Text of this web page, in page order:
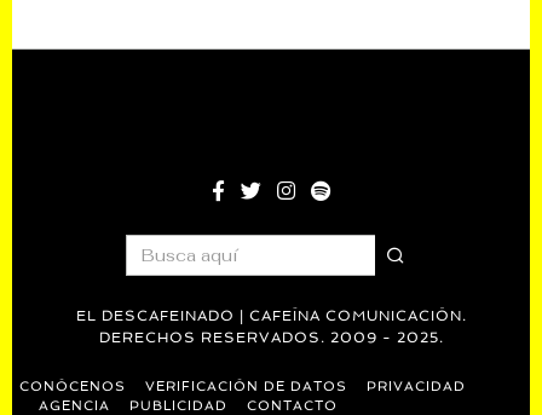
EL DESCAFEINADO | CAFEÍNA COMUNICACIÓN.
DERECHOS RESERVADOS. 2009 - 2025.
CONÓCENOS VERIFICACIÓN DE DATOS
PRIVACIDAD
AGENCIA
PUBLICIDAD CONTACTO